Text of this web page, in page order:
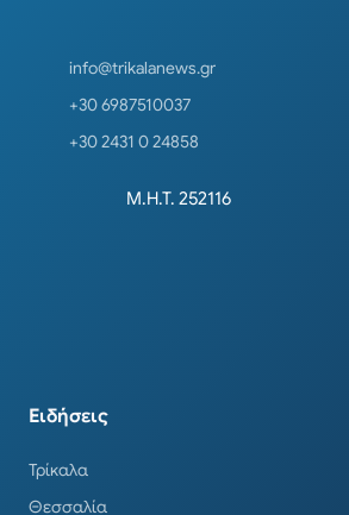
info@trikalanews.gr
+30 6987510037
+30 2431 0 24858
Μ.Η.Τ. 252116
Ειδήσεις
Τρίκαλα
Θεσσαλία